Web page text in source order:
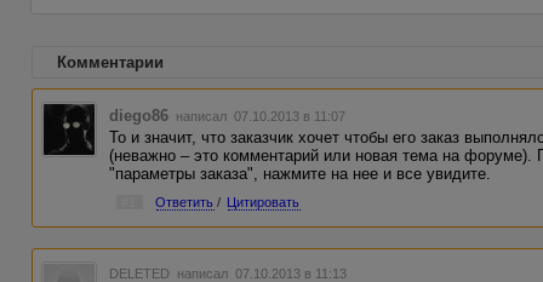
Комментарии
diego86 написал 07.10.2013 в 11:07
То и значит, что заказчик хочет чтобы его заказ
(неважно – это комментарий или новая тема на форуме).
"параметры заказа", нажмите на нее и все увидите.
Ответить / Цитировать
DELETED написал 07.10.2013 в 11:13